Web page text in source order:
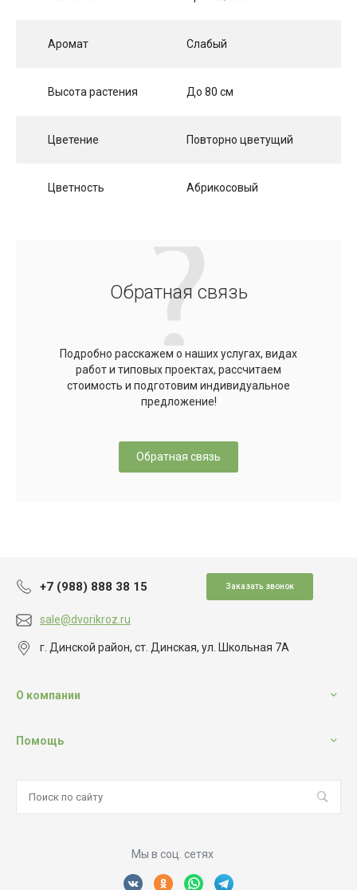
Аромат Слабый
Высота растения До 80 см
Цветение Повторно цветущий
Цветность Абрикосовый
Обратная связь
Подробно расскажем о наших услугах, видах
работ и типовых проектах, рассчитаем
стоимость и подготовим индивидуальное
предложение!
Обратная связь
+7 (988) 888 38 15 Заказать звонок
sale@dvorikroz.ru
г. Динской район, ст. Динская, ул. Школьная 7А
О компании
Помощь
Мы в соц. сетях